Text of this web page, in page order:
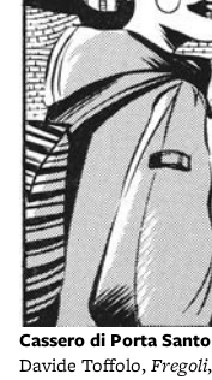
Cassero di Porta
Davide Toffolo,Fregoli